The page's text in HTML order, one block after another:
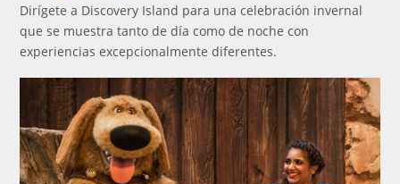
Dirígete a Discovery Island para una celebración invernal
que se muestra tanto de día como de noche con
experiencias excepcionalmente diferentes.